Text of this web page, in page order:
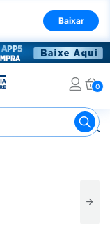
Baixar
0
Óleo